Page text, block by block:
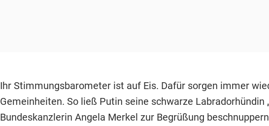
Ihr Stimmungsbarometer ist auf Eis. Dafür sorgen immer
Gemeinheiten. So ließ Putin seine schwarze Labradorhündin
Bundeskanzlerin Angela Merkel zur Begrüßung